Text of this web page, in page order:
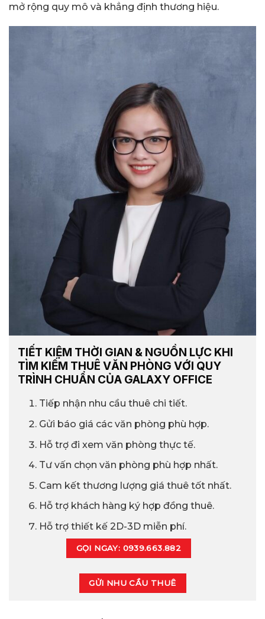
mở rộng quy mô và khẳng định thương hiệu.
TIẾT KIỆM THỜI GIAN & NGUỒN LỰC KHI
TÌM KIẾM THUÊ VĂN PHÒNG VỚI QUY
TRÌNH CHUẨN CỦA GALAXY OFFICE
Tiếp nhận nhu cầu thuê chi tiết.
Gửi báo giá các văn phòng phù hợp.
Hỗ trợ đi xem văn phòng thực tế.
Tư vấn chọn văn phòng phù hợp nhất.
Cam kết thương lượng giá thuê tốt nhất.
Hỗ trợ khách hàng ký hợp đồng thuê.
Hỗ trợ thiết kế 2D-3D miễn phí.
GỌI NGAY: 0939.663.882
GỬI NHU CẦU THUÊ